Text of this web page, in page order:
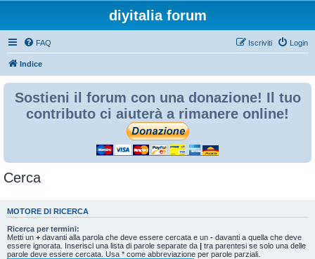
diyitalia forum
FAQ Login
Iscriviti
Indice
Sostieni il forum con una donazione! Il tuo
contributo ci aiuterà a rimanere online!
Cerca
MOTORE DI RICERCA
Ricerca per termini:
Metti un + davanti alla parola che deve essere cercata e un - davanti a quella che deve
essere ignorata. Inserisci una lista di parole separate da | tra parentesi se solo una delle
parole deve essere cercata. Usa * come abbreviazione per parole parziali.